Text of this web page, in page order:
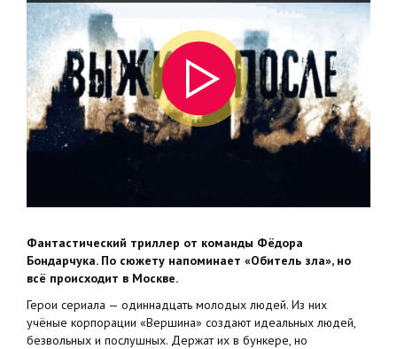
Фантастический триллер от команды Фёдора
Бондарчука. По сюжету напоминает «Обитель зла», но
всё происходит в Москве.
Герои сериала — одиннадцать молодых людей. Из них
учёные корпорации «Вершина» создают идеальных людей,
безвольных и послушных. Держат их в бункере, но